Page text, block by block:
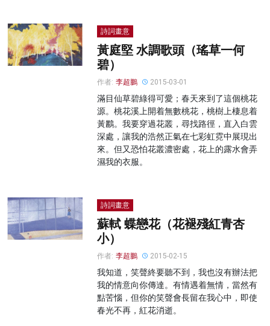
詩詞畫意
黃庭堅 水調歌頭（瑤草一何
碧）
作者: 李超鵬 2015-03-01
滿目仙草碧綠得可愛；春天來到了這個桃花
源。桃花溪上開着無數桃花，桃樹上棲息着
黃鸝。我要穿過花叢，尋找路徑，直入白雲
深處，讓我的浩然正氣在七彩虹霓中展現出
來。但又恐怕花叢濃密處，花上的露水會弄
濕我的衣服。
詩詞畫意
蘇軾 蝶戀花（花褪殘紅青杏
小）
作者: 李超鵬 2015-02-15
我知道，笑聲終要聽不到，我也沒有辦法把
我的情意向你傳達。有情遇着無情，當然有
點苦惱，但你的笑聲會長留在我心中，即使
春光不再，紅花消逝。